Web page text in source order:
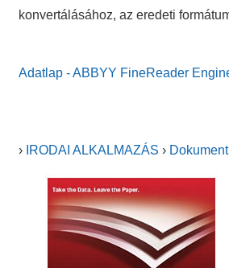
konvertálásához, az eredeti
Adatlap - ABBYY FineReader
› IRODAI ALKALMAZÁS ›